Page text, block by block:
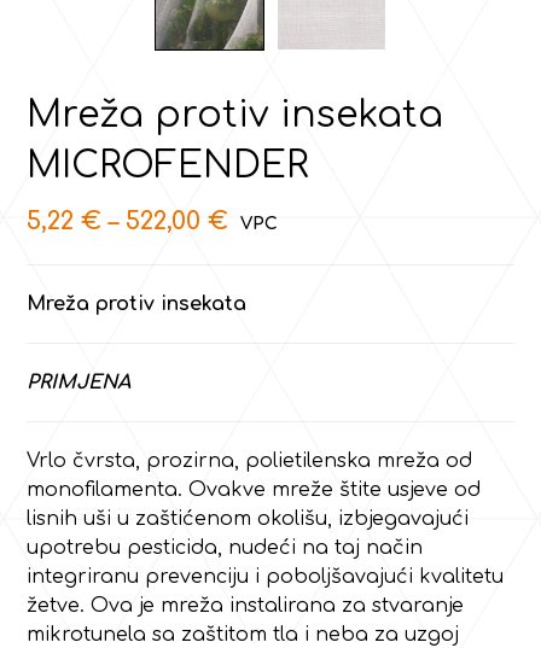
Mreža protiv insekata
MICROFENDER
5,22€ – 522,00€
Mreža protiv insekata
PRIMJENA
Vrlo čvrsta, prozirna, polietilenska mreža od
monofilamenta. Ovakve mreže štite usjeve od
lisnih uši u zaštićenom okolišu, izbjegavajući
upotrebu pesticida, nudeći na taj način
integriranu prevenciju i poboljšavajući kvalitetu
žetve. Ova je mreža instalirana za stvaranje
mikrotunela sa zaštitom tla i neba za uzgoj